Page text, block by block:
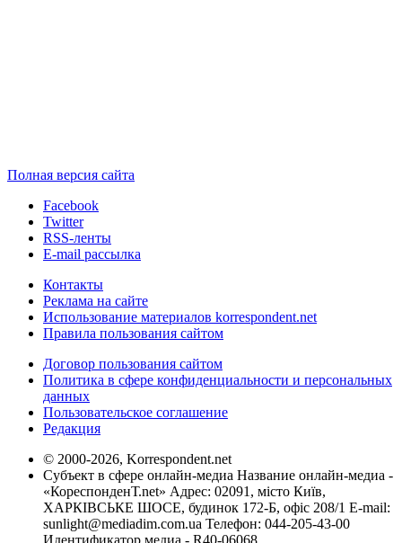
Полная версия сайта
Facebook
Twitter
RSS-ленты
E-mail рассылка
Контакты
Реклама на сайте
Использование материалов korrespondent.net
Правила пользования сайтом
Договор пользования сайтом
Политика в сфере конфиденциальности и персональных
данных
Пользовательское соглашение
Редакция
© 2000-2026, Korrespondent.net
Субъект в сфере онлайн-медиа Название онлайн-медиа -
«КореспонденТ.net» Адрес: 02091, місто Київ,
ХАРКІВСЬКЕ ШОСЕ, будинок 172-Б, офіс 208/1 E-mail:
sunlight@mediadim.com.ua Телефон: 044-205-43-00
Идентификатор медиа - R40-06068